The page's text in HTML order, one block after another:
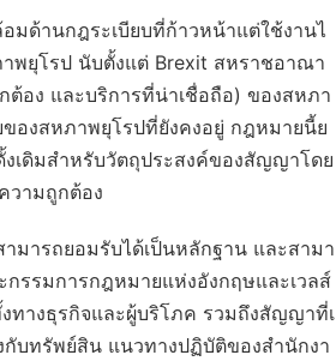
มด้านกฎระเบียบที่ก้าวหน้าแต่ใช้งานไ
พยุโรป นับตั้งแต่ Brexit สหราชอาณา
ต้อง และบริการที่น่าเชื่อถือ) ของสหภา
องสหภาพยุโรปที่ยังคงอยู่ กฎหมายนี้ย
งเดิมสำหรับวัตถุประสงค์ของสัญญาโดย
วามถูกต้อง
มารถยอมรับได้เป็นหลักฐาน และสามา
รรมการกฎหมายแห่งอังกฤษและเวลส์
ทางธุรกิจและผู้บริโภค รวมถึงสัญญาที่เ
กับทรัพย์สิน แนวทางปฏิบัติของสำนักงา